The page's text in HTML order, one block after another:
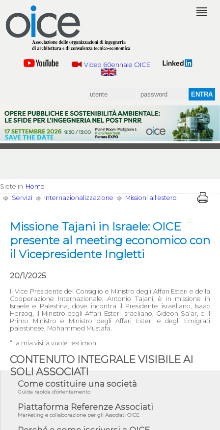
Video 60ennale OICE
Siete in Home
Servizi
Internazionalizzazione Missioni all'estero
Missione Tajani in Israele: OICE
presente al meeting economico con
il Vicepresidente Ingletti
20/1/2025
Il Vice Presidente del Consiglio e Ministro degli Affari Esteri e della
Cooperazione Internazionale, Antonio Tajani, è in missione in
Israele e Palestina, dove incontra il Presidente israeliano, Isaac
Herzog, il Ministro degli Affari Esteri israeliano, Gideon Sa’ar, e il
Primo Ministro e Ministro degli Affari Esteri e degli Emigrati
palestinese, Mohammed Mustafa.
“La mia visita vuole testimon...
CONTENUTO INTEGRALE VISIBILE AI
SOLI ASSOCIATI
Come costituire una società
Guida rapida d'orientamento
Piattaforma Referenze Associati
Marketing e collaborazione per gli Associati OICE